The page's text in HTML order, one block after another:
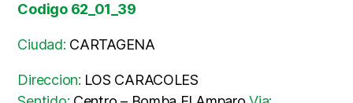
Codigo 62_01_39
Ciudad: CARTAGENA
Direccion: LOS CARACOLES